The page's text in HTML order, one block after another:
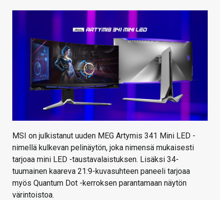
HAKU
MSI on julkistanut uuden MEG Artymis 341 Mini LED -
nimellä kulkevan pelinäytön, joka nimensä mukaisesti
tarjoaa mini LED -taustavalaistuksen. Lisäksi 34-
tuumainen kaareva 21:9-kuvasuhteen paneeli tarjoaa
myös Quantum Dot -kerroksen parantamaan näytön
värintoistoa.